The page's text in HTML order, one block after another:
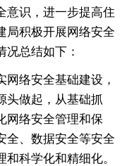
意识，进一步提高住
局积极开展网络安全
总结如下：
络安全基础建设，
头做起，从基础抓
网络安全管理和保
全、数据安全等安全
科学化和精细化。